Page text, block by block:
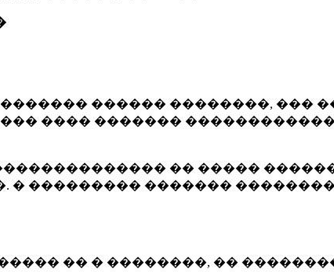
������ ��������, ���
���� �������
�� �����
� ��������� �������
�� � ��������, ��